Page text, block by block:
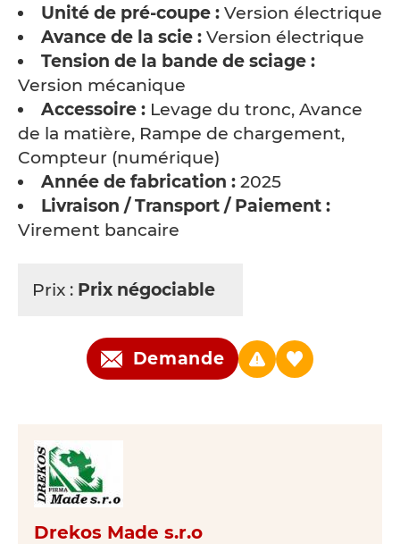
Unité de pré-coupe : Version électrique
Avance de la scie : Version électrique
Tension de la bande de sciage :
Version mécanique
Accessoire : Levage du tronc, Avance
de la matière, Rampe de chargement,
Compteur (numérique)
Année de fabrication : 2025
Livraison / Transport / Paiement :
Virement bancaire
Prix : Prix négociable
Demande
Drekos Made s.r.o